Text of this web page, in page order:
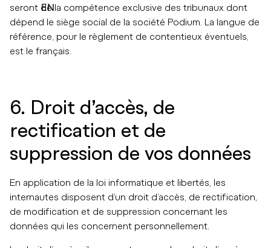
EN
seront de la compétence exclusive des tribunaux dont
dépend le siège social de la société Podium. La langue de
référence, pour le règlement de contentieux éventuels,
est le français.
6. Droit d’accès, de
rectification et de
suppression de vos données
En application de la loi informatique et libertés, les
internautes disposent d’un droit d’accès, de rectification,
de modification et de suppression concernant les
données qui les concernent personnellement.